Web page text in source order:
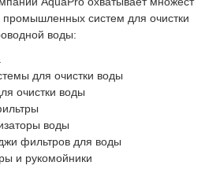
систем для очистки
воды:
для очистки воды
очистки воды
воды
фильтров для воды
и рукомойники